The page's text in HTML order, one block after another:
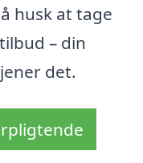
husk at tage
– din
det.